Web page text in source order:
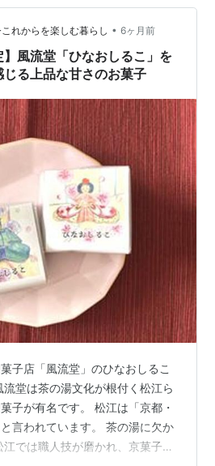
（行事食） まとめ 重陽の節句
？） 「重陽の節句」は、中国の
、秋に行われる祝日です。 これ
ますが…
れからを楽しむ暮らし • 6ヶ月前
】風流堂「ひなおしるこ」を
る上品な甘さのお菓子
子店「風流堂」のひなおしるこ
堂は茶の湯文化が根付く松江ら
子が有名です。 松江は「京都・
言われています。 茶の湯に欠か
では職人技が磨かれ、京菓子に